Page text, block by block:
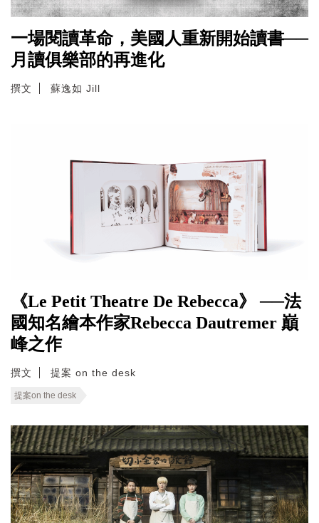
一場閱讀革命，美國人重新開始讀書──
月讀俱樂部的再進化
撰文 蘇逸如 Jill
《Le Petit Theatre De Rebecca》 ──法
國知名繪本作家Rebecca Dautremer 巔
峰之作
撰文 提案 on the desk
提案on the desk